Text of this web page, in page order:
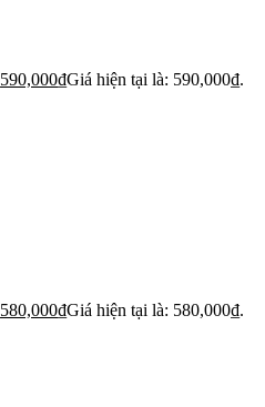
590,000₫Giá hiện tại là: 590,000₫.
580,000₫Giá hiện tại là: 580,000₫.